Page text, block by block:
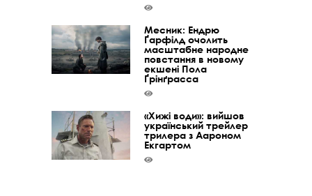
Месник: Ендрю
Ґарфілд очолить
масштабне народне
повстання в новому
екшені Пола
Ґрінґрасса
«Хижі води»: вийшов
український трейлер
трилера з Аароном
Екгартом